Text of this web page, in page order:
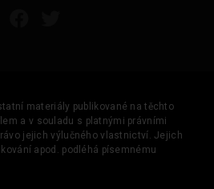
materiály publikované na těchto
a v souladu s platnými právními
jejich výlučného vlastnictví. Jejich
apod. podléhá písemnému